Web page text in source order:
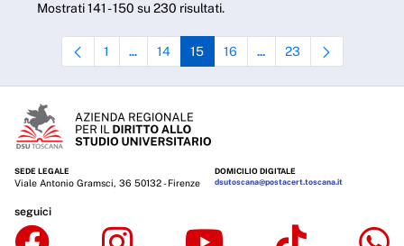
Mostrati 141 - 150 su 230 risultati.
Pagina
1 ...Pagine intermedie Use TAB to navigate.
Pagina
14 Pagina
15 Pagina
16 ...Pagine intermedie Use
Pagina
23
SEDE LEGALE
Viale Antonio Gramsci, 36 50132 - Firenze
DOMICILIO DIGITALE
dsutoscana@postacert.toscana.it
seguici